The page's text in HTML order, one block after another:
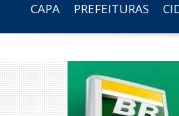
CAPA PREFEITURAS